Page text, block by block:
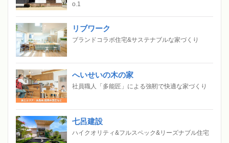
o.1
リブワーク
ブランドコラボ住宅&サステナブルな家づくり
へいせいの木の家
社員職人「多能匠」による強靭で快適な家づくり
七呂建設
ハイクオリティ&フルスペック&リーズナブル住宅